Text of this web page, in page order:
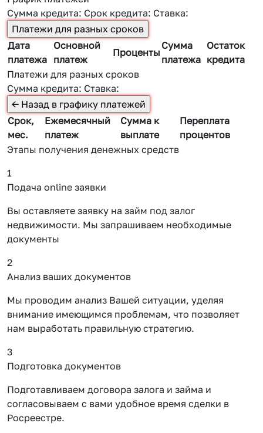
Сумма кредита: Срок кредита: Ставка:
Дата
платежа
Основной
платеж
Проценты
Сумма
платежа
Остаток
кредита
Платежи для разных сроков
Сумма кредита: Ставка:
Срок,
мес.
Ежемесячный
платеж
Сумма к
выплате
Переплата
процентов
Этапы получения денежных средств
1
Подача online заявки
Вы оставляете заявку на займ под залог
недвижимости. Мы запрашиваем необходимые
документы
2
Анализ ваших документов
Мы проводим анализ Вашей ситуации, уделяя
внимание имеющимся проблемам, что позволяет
нам выработать правильную стратегию.
3
Подготовка документов
Подготавливаем договора залога и займа и
согласовываем с вами удобное время сделки в
Росреестре.